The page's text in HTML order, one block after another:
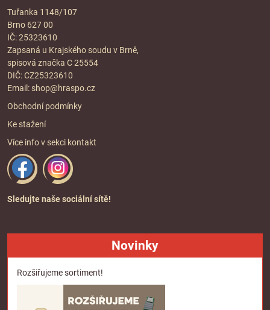
Tuřanka 1148/107
Brno 627 00
IČ: 25323610
Zapsaná u Krajského soudu v Brně,
spisová značka C 25554
DIČ: CZ25323610
Email: shop@hraspo.cz
Obchodní podmínky
Ke stažení
Více info v sekci kontakt
Sledujte naše sociální sítě!
Novinky
Rozšiřujeme sortiment!